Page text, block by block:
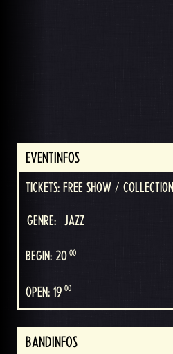
EVENTINFOS
TICKETS: FREE SHOW / COLLECTION
GENRE: JAZZ
BEGIN: 20 00
OPEN: 19 00
BANDINFOS